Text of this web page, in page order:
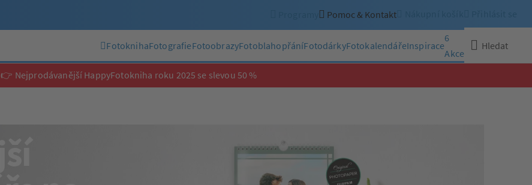
Pomoc & Kontakt
FotoknihaFotografieFotoobrazyFotoblahopřáníFotodárkyFotokalendářeInspirace
6
Akce
Hledat
👉 Nejprodávanější HappyFotokniha roku 2025 se slevou 50 %